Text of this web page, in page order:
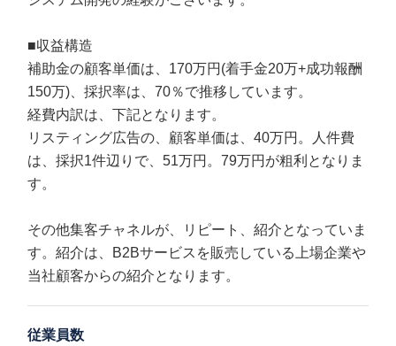
■収益構造
補助金の顧客単価は、170万円(着手金20万+成功報酬
150万)、採択率は、70％で推移しています。
経費内訳は、下記となります。
リスティング広告の、顧客単価は、40万円。人件費
は、採択1件辺りで、51万円。79万円が粗利となりま
す。
その他集客チャネルが、リピート、紹介となっていま
す。紹介は、B2Bサービスを販売している上場企業や
当社顧客からの紹介となります。
従業員数